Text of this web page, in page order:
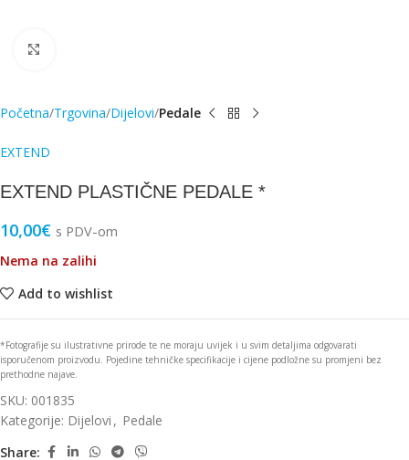
Početna Trgovina Dijelovi Pedale
EXTEND
EXTEND PLASTIČNE PEDALE *
10,00€ s PDV-om
Nema na zalihi
Add to wishlist
*Fotografije su ilustrativne prirode te ne moraju uvijek i u svim detaljima odgovarati
isporučenom proizvodu. Pojedine tehničke specifikacije i cijene podložne su promjeni bez
prethodne najave.
SKU: 001835
Kategorije: Dijelovi , Pedale
Share: